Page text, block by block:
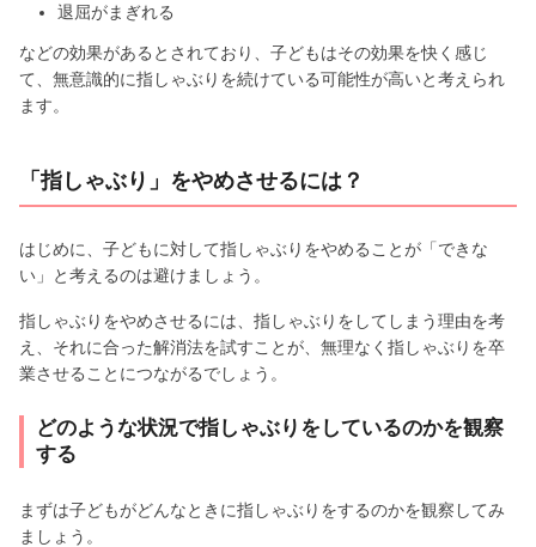
退屈がまぎれる
などの効果があるとされており、子どもはその効果を快く感じ
て、無意識的に指しゃぶりを続けている可能性が高いと考えられ
ます。
「指しゃぶり」をやめさせるには？
はじめに、子どもに対して指しゃぶりをやめることが「できな
い」と考えるのは避けましょう。
指しゃぶりをやめさせるには、指しゃぶりをしてしまう理由を考
え、それに合った解消法を試すことが、無理なく指しゃぶりを卒
業させることにつながるでしょう。
どのような状況で指しゃぶりをしているのかを観察
する
まずは子どもがどんなときに指しゃぶりをするのかを観察してみ
ましょう。